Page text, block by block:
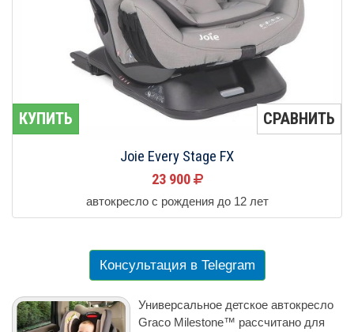
КУПИТЬ СРАВНИТЬ
Joie Every Stage FX
23 900
автокресло с рождения до 12 лет
Консультация в Telegram
Универсальное детское автокресло
Graco Milestone™ рассчитано для